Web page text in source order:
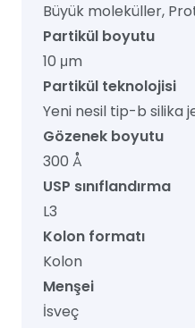
Büyük moleküller,
Partikül boyutu
10 μm
Partikül teknolojisi
Yeni nesil tip-b silika
Gözenek boyutu
300 Å
USP sınıflandırma
L3
Kolon formatı
Kolon
Menşei
İsveç